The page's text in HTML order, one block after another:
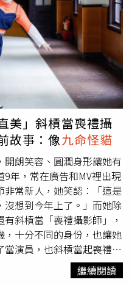
應該會比較低調，「喜歡
就是會喜歡他的臉……只有
書偉「寶劍A逆位」小孟
稍微下滑，也由於書偉比
冠上「閃兵團」的名字，
可以去找出自己獨特的東
，就能夠「負負得正」。
直言，修杰楷雖然是被抓
對，把這件事圓回來，而
大，雖然會有酸民留言，
。小孟老師說，也因為修
爸形象，他可能還是會回到
觀眾互動，聲量就有機會
。●陳柏霖「聖杯五正位」
牌」，意味著他其實對此
鬧這麼大，因此在事件爆
機會接到出演國際戲劇或
景，最後因醜聞而遭受打
，「陳柏霖損失是最嚴重
美」斜槓當喪禮攝
故事：像九命怪貓
朗笑容、圓潤身形讓她有
9年，常在廣告和MV裡出現
常新人，她笑認：「這是
想到今年上了。」而她除
斜槓當「喪禮攝影師」，
十分不同的身份，也讓她
演員，也斜槓當起喪禮攝
經離開的父親，她坦言爸爸
倆從小學二年級就分開生
繼續閱讀